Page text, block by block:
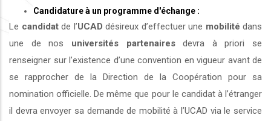
Candidature à un programme d'échange :
Le candidatde l’UCAD désireux d’effectuer une mobilité dans
une de nos universités partenairesdevra à priori se
renseigner sur l’existence d’une convention en vigueur avant de
se rapprocher de la Direction de la Coopération pour sa
nomination officielle. De même que pour le candidat à l’étranger
il devra envoyer sa demande de mobilité à l’UCAD via le service